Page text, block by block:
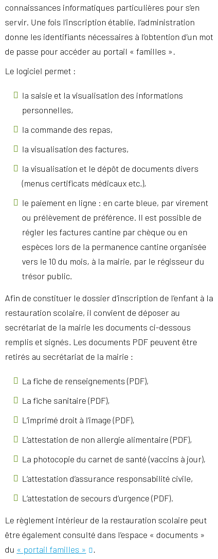
connaissances informatiques particulières pour s’en
servir. Une fois l’inscription établie, l’administration
donne les identifiants nécessaires à l’obtention d’un mot
de passe pour accéder au portail « familles ».
Le logiciel permet :
la saisie et la visualisation des informations
personnelles,
la commande des repas,
la visualisation des factures,
la visualisation et le dépôt de documents divers
(menus certificats médicaux etc.),
le paiement en ligne : en carte bleue, par virement
ou prélèvement de préférence. Il est possible de
régler les factures cantine par chèque ou en
espèces lors de la permanence cantine organisée
vers le 10 du mois, à la mairie, par le régisseur du
trésor public.
Afin de constituer le dossier d’inscription de l’enfant à la
restauration scolaire, il convient de déposer au
secrétariat de la mairie les documents ci-dessous
remplis et signés. Les documents PDF peuvent être
retirés au secrétariat de la mairie :
La fiche de renseignements (PDF),
La fiche sanitaire (PDF),
L’imprimé droit à l’image (PDF),
L’attestation de non allergie alimentaire (PDF),
La photocopie du carnet de santé (vaccins à jour),
L’attestation d’assurance responsabilité civile,
L’attestation de secours d’urgence (PDF).
Le règlement intérieur de la restauration scolaire peut
être également consulté dans l’espace « documents »
du « portail familles »
.